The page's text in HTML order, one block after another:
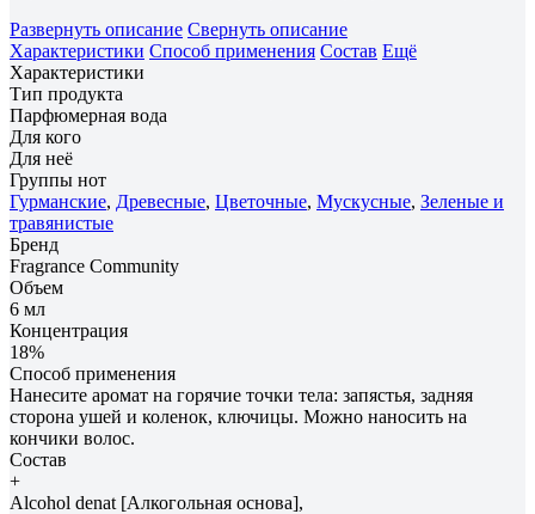
Развернуть описание Свернуть описание
Характеристики Способ применения Состав Ещё
Характеристики
Тип продукта
Парфюмерная вода
Для кого
Для неё
Группы нот
Гурманские, Древесные, Цветочные, Мускусные, Зеленые и
травянистые
Бренд
Fragrance Community
Объем
6 мл
Концентрация
18%
Способ применения
Нанесите аромат на горячие точки тела: запястья, задняя
сторона ушей и коленок, ключицы. Можно наносить на
кончики волос.
Состав
+
Alcohol denat [Алкогольная основа],